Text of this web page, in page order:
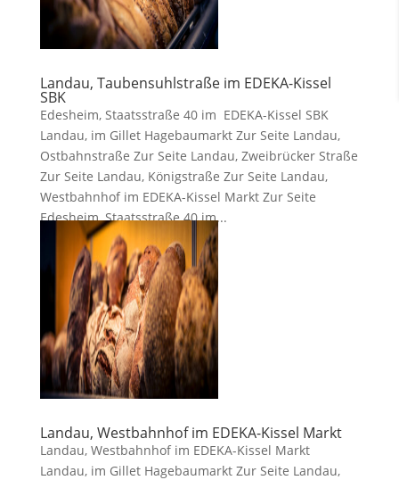
Landau, Taubensuhlstraße im EDEKA-Kissel
SBK
Edesheim, Staatsstraße 40 im EDEKA-Kissel SBK
Landau, im Gillet Hagebaumarkt Zur Seite Landau,
Ostbahnstraße Zur Seite Landau, Zweibrücker Straße
Zur Seite Landau, Königstraße Zur Seite Landau,
Westbahnhof im EDEKA-Kissel Markt Zur Seite
Edesheim, Staatsstraße 40 im...
Landau, Westbahnhof im EDEKA-Kissel Markt
Landau, Westbahnhof im EDEKA-Kissel Markt
Landau, im Gillet Hagebaumarkt Zur Seite Landau,